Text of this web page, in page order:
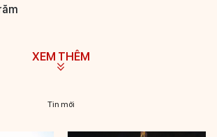
XEM THÊM
Tin mới